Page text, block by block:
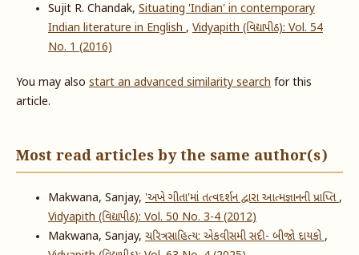
Sujit R. Chandak, Situating 'Indian' in contemporary
Indian literature in English , Vidyapith (વિદ્યાપીઠ): Vol. 54
No. 1 (2016)
You may also start an advanced similarity search for this
article.
Most read articles by the same author(s)
Makwana, Sanjay, 'અખે ગીતા'માં તત્વદર્શન દ્વારા આત્મજ્ઞાનની પ્રાપ્તિ,
Vidyapith (વિદ્યાપીઠ): Vol. 50 No. 3-4 (2012)
Makwana, Sanjay, ચરિત્રસાહિત્ય: એકવીસમી સદી- બીજો દાયકો,